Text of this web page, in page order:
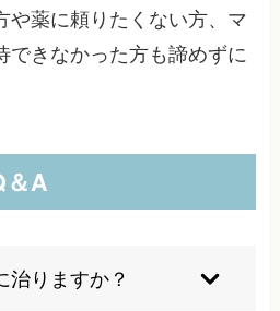
や薬に頼りたくない方、マ
できなかった方も諦めずに
A
治りますか？